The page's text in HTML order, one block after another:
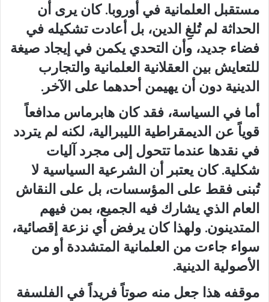
مستقبل العلمانية في أوروبا. كان يرى أن
الحداثة لم تُلغِ الدين، بل أعادت تشكيله في
فضاء جديد، وأن التحدي يكمن في إيجاد صيغة
للتعايش بين العقلانية العلمانية والتجارب
الدينية دون أن يهيمن أحدهما على الآخر.
أما في السياسة، فقد كان هابرماس مدافعاً
قوياً عن الديمقراطية الليبرالية، لكنه لم يتردد
في نقدها عندما تتحول إلى مجرد آليات
شكلية. كان يعتبر أن الشرعية السياسية لا
تُبنى فقط على المؤسسات، بل على النقاش
العام الذي يشارك فيه الجميع، بمن فيهم
المتدينون. ولهذا كان يرفض أي نزعة إقصائية،
سواء جاءت من العلمانية المتشددة أو من
الأصولية الدينية.
موقفه هذا جعل منه صوتاً فريداً في الفلسفة